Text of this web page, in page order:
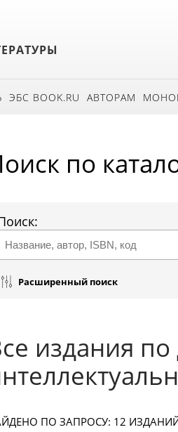
ЭБС BOOK.RU АВТОРАМ
по
Расширенный поиск
издания
ПО ЗАПРОСУ: 12